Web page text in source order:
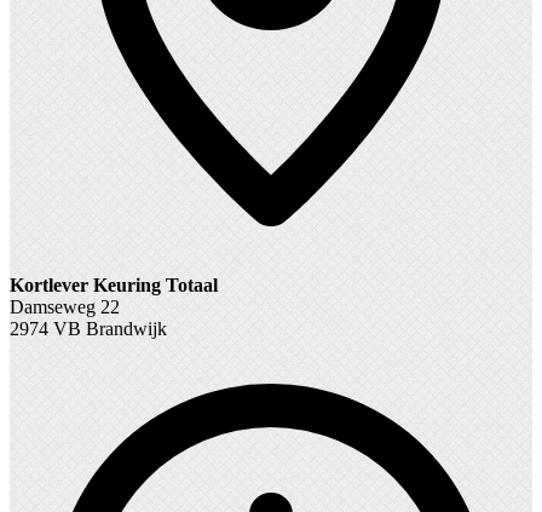
Kortlever Keuring Totaal
Damseweg 22
2974 VB Brandwijk